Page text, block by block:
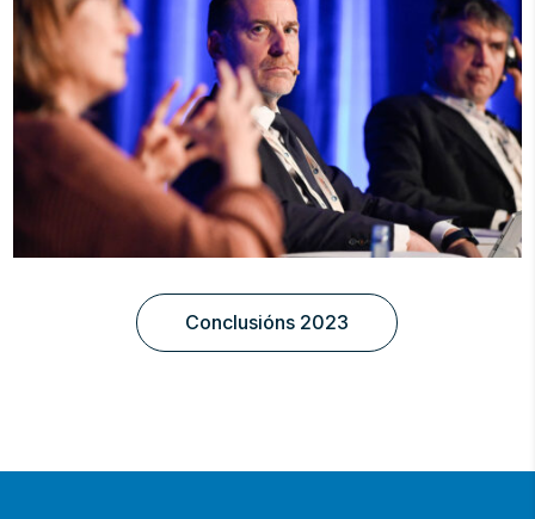
Conclusións 2023